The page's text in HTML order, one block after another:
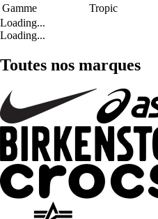
Gamme
Tropic
Loading...
Loading...
Toutes nos marques